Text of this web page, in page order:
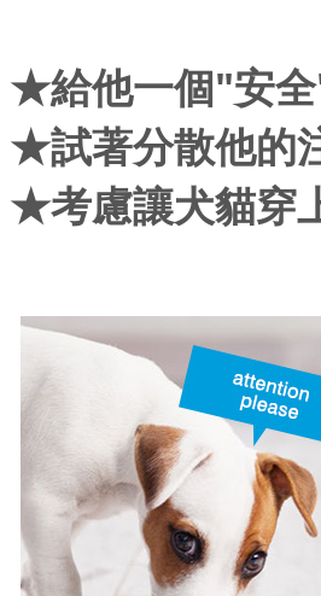
★給他一個"安
★試著分散他的
★考慮讓犬貓穿